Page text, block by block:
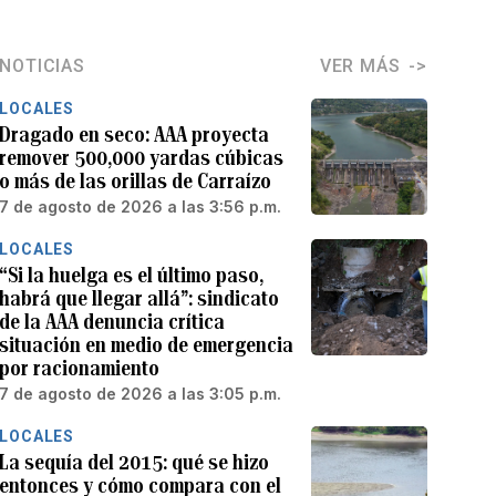
NOTICIAS VER MÁS
LOCALES
Dragado en seco: AAA proyecta
remover 500,000 yardas cúbicas
o más de las orillas de Carraízo
7 de agosto de 2026 a las 3:56 p.m.
LOCALES
“Si la huelga es el último paso,
habrá que llegar allá”: sindicato
de la AAA denuncia crítica
situación en medio de emergencia
por racionamiento
7 de agosto de 2026 a las 3:05 p.m.
LOCALES
La sequía del 2015: qué se hizo
entonces y cómo compara con el